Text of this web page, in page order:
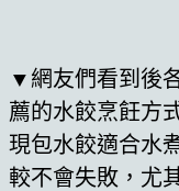
▼網友們看到後
薦的水餃烹飪方
現包水餃適合水
較不會失敗，尤